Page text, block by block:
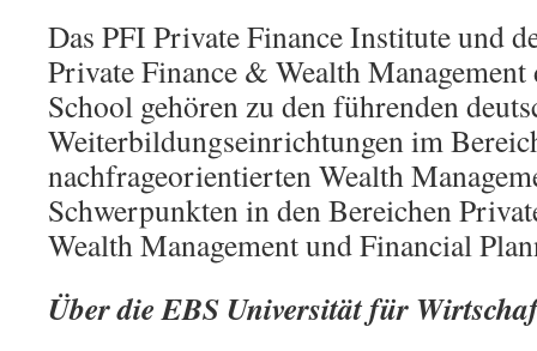
Das PFI Private Finance Institute und
Private Finance & Wealth
School gehören zu den führenden
Weiterbildungseinrichtungen im
nachfrageorientierten Wealth
Schwerpunkten in den Bereichen
Wealth Management und Financial
Über die EBS Universität für